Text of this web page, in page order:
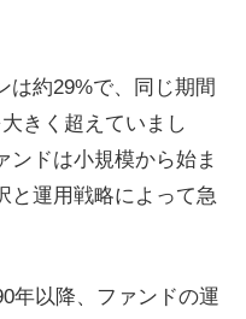
は約29%で、同じ期間
きく超えていまし
ンドは小規模から始ま
と運用戦略によって急
年以降、ファンドの運